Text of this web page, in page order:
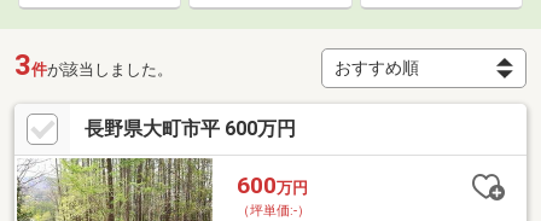
3件が該当しました。
長野県大町市平 600万円
600万円
（坪単価:-）